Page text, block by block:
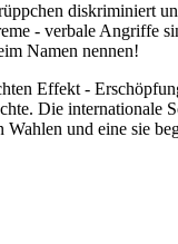
diskriminiert
- verbale Angriffe
Namen nennen!
Effekt -
Die internationale
und eine sie